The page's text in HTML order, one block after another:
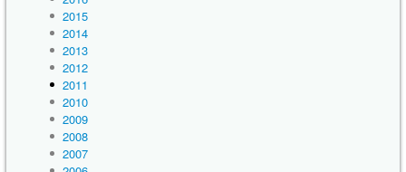
2015
2014
2013
2012
2011
2010
2009
2008
2007